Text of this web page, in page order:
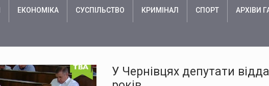
ЕКОНОМІКА СУСПІЛЬСТВО КРИМІНАЛ СПОРТ АРХІВИ
У Чернівцях депутати